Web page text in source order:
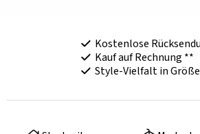
Kostenlose
Kauf auf Rechnung **
Style-Vielfalt in